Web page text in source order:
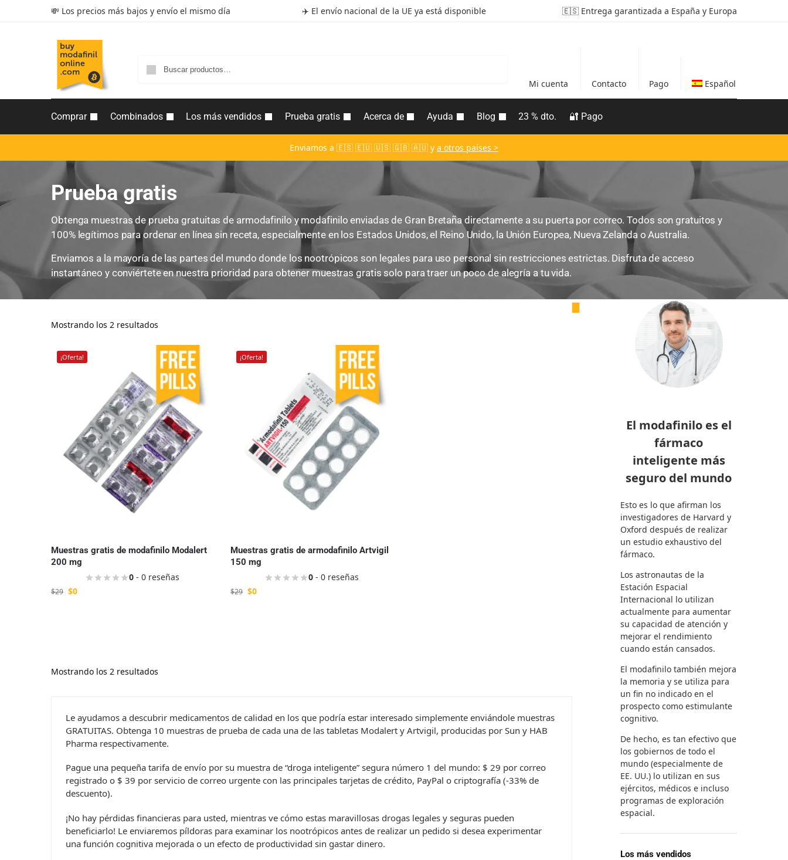
💸 Los precios más bajos y envío el mismo día ✈️ El envío nacional de la UE ya está disponible 🇪🇸 Entrega garantizada a España y Europa
Mi cuenta Contacto Pago Español
Comprar Combinados Los más vendidos Prueba gratis Acerca de Ayuda Blog 23 % dto. 🔐 Pago
Enviamos a 🇪🇸 🇪🇺 🇺🇸 🇬🇧 🇦🇺 y a otros países >
Prueba gratis
Obtenga muestras de prueba gratuitas de armodafinilo y modafinilo enviadas de Gran Bretaña directamente a su puerta por correo. Todos son gratuitos y
100% legítimos para ordenar en línea sin receta, especialmente en los Estados Unidos, el Reino Unido, la Unión Europea, Nueva Zelanda o Australia.
Enviamos a la mayoría de las partes del mundo donde los nootrópicos son legales para uso personal sin restricciones estrictas. Disfruta de acceso
instantáneo y conviértete en nuestra prioridad para obtener muestras gratis solo para traer un poco de alegría a tu vida.
Mostrando los 2 resultados
¡Oferta!
Muestras gratis de modafinilo Modalert
200 mg
0- 0 reseñas
$29 $0
¡Oferta!
Muestras gratis de armodafinilo Artvigil
150 mg
0- 0 reseñas
$29 $0
Mostrando los 2 resultados
Le ayudamos a descubrir medicamentos de calidad en los que podría estar interesado simplemente enviándole muestras
GRATUITAS. Obtenga 10 muestras de prueba de cada una de las tabletas Modalert y Artvigil, producidas por Sun y HAB
Pharma respectivamente.
Pague una pequeña tarifa de envío por su muestra de “droga inteligente” segura número 1 del mundo: $ 29 por correo
registrado o $ 39 por servicio de correo urgente con las principales tarjetas de crédito, PayPal o criptografía (-33% de
descuento).
¡No hay pérdidas financieras para usted, mientras ve cómo estas maravillosas drogas legales y seguras pueden
beneficiarlo! Le enviaremos píldoras para examinar los nootrópicos antes de realizar un pedido si desea experimentar
una función cognitiva mejorada o un efecto de productividad sin gastar dinero.
El modafinilo es el
fármaco
inteligente más
seguro del mundo
Esto es lo que afirman los
investigadores de Harvard y
Oxford después de realizar
un estudio exhaustivo del
fármaco.
Los astronautas de la
Estación Espacial
Internacional lo utilizan
actualmente para aumentar
su capacidad de atención y
mejorar el rendimiento
cuando están cansados.
El modafinilo también mejora
la memoria y se utiliza para
un fin no indicado en el
prospecto como estimulante
cognitivo.
De hecho, es tan efectivo que
los gobiernos de todo el
mundo (especialmente de
EE. UU.) lo utilizan en sus
ejércitos, médicos e incluso
programas de exploración
espacial.
Los más vendidos